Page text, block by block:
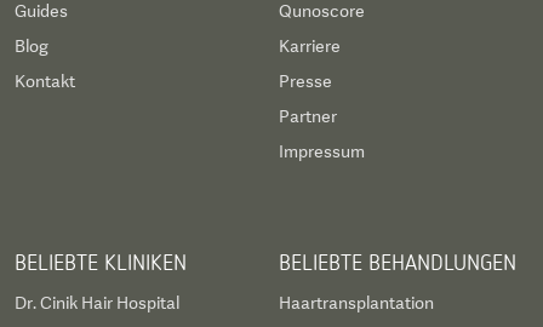
Guides
Blog
Kontakt
Qunoscore
Karriere
Presse
Partner
Impressum
BELIEBTE KLINIKEN
Dr. Cinik Hair Hospital
BELIEBTE BEHANDLUNGEN
Haartransplantation